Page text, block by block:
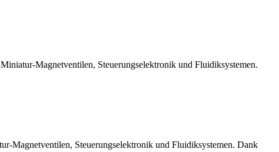
Magnetventilen, Steuerungselektronik und Fluidiksystemen.
Magnetventilen, Steuerungselektronik und Fluidiksystemen. Dank